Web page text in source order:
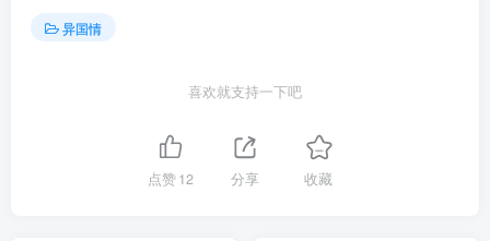
异国情
喜欢就支持一下吧
点赞12 分享 收藏